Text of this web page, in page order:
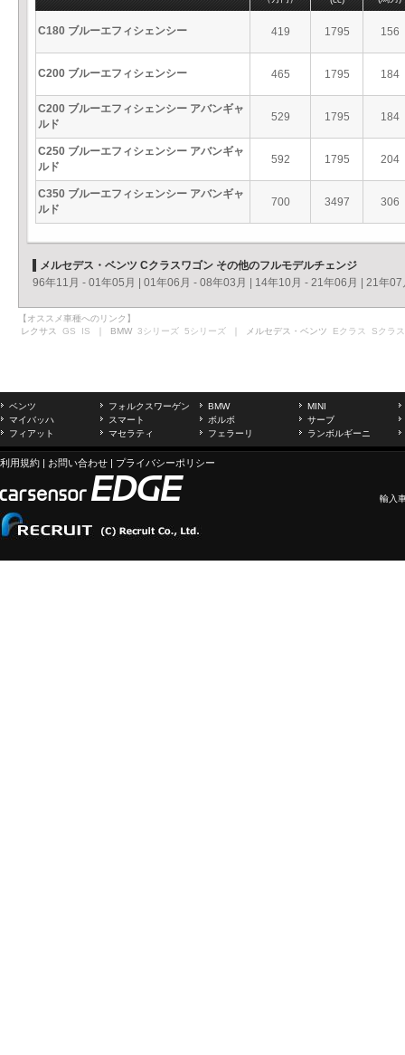
C180 ブルーエフィシェンシー 419 1795 156
C200 ブルーエフィシェンシー 465 1795 184
C200 ブルーエフィシェンシー アバンギャ
ルド
529 1795 184
C250 ブルーエフィシェンシー アバンギャ
ルド
592 1795 204
C350 ブルーエフィシェンシー アバンギャ
ルド
700 3497 306
メルセデス・ベンツ Cクラスワゴン その他のフルモデルチェンジ
96年11月 - 01年05月
01年06月 - 08年03月 14年10月 - 21年06月 21年07
【オススメ車種へのリンク】
レクサス GS IS ｜ BMW 3シリーズ 5シリーズ ｜ メルセデス・ベンツ Eクラス Sクラス
ベンツ フォルクスワーゲン BMW
MINI
マイバッハ
スマート ボルボ
サーブ
フィアット
マセラティ フェラーリ ランボルギーニ
利用規約 | お問い合わせ | プライバシーポリシー
輸入